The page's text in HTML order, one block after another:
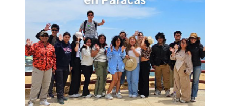
Estudiantes de Turismo PUCP vivieron una
aventura única en este destino icónico.
Desde el Malecón "El Chaco" hasta la playa
Lagunillas, cada parada fue una
oportunidad para aprender sobre turismo
sostenible y conectar con la naturaleza.